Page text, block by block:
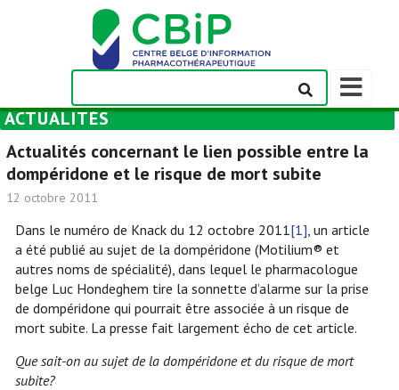
Afficher/
la
navigation
ACTUALITÉS
Actualités concernant le lien possible entre la
dompéridone et le risque de mort subite
12 octobre 2011
Dans le numéro de Knack du 12 octobre 2011[1], un article
a été publié au sujet de la dompéridone (Motilium® et
autres noms de spécialité), dans lequel le pharmacologue
belge Luc Hondeghem tire la sonnette d’alarme sur la prise
de dompéridone qui pourrait être associée à un risque de
mort subite. La presse fait largement écho de cet article.
Que sait-on au sujet de la dompéridone et du risque de mort
subite?